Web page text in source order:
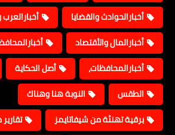
أخبارالحوادث والقضايا
أخبارالعرب
أخبارالمال والأقتصاد
أخبارالمحافظات،
أصل الحكاية
الطقس
النوبة هنا وهناك
برقية تهنئة من شيفاتايمز